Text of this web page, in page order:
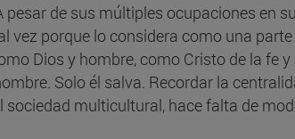
pesar de sus múltiples ocupaciones
vez porque lo considera como una
Dios y hombre, como Cristo de la fe
Solo él salva. Recordar la
sociedad multicultural, hace falta de